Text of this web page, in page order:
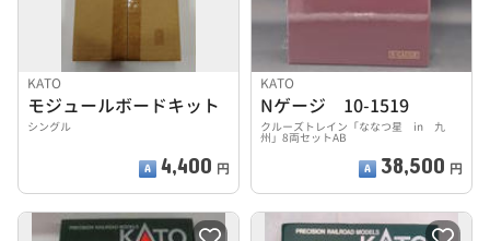
KATO
モジュールボードキット
シングル
4,400 円
KATO
Nゲージ 10-1519
クルーズトレイン「ななつ星 in 九
州」8両セットAB
38,500 円